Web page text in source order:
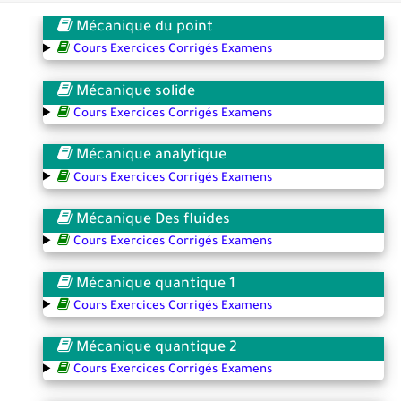
Transformations spontanées dans les
Chute libre verticale d’un solide
Mécanique du point
Cours Exercices Corrigés Examens
Mécanique solide
Cours Exercices Corrigés Examens
Mécanique analytique
Cours Exercices Corrigés Examens
Mécanique Des fluides
Cours Exercices Corrigés Examens
Mécanique quantique 1
Cours Exercices Corrigés Examens
Mécanique quantique 2
Cours Exercices Corrigés Examens